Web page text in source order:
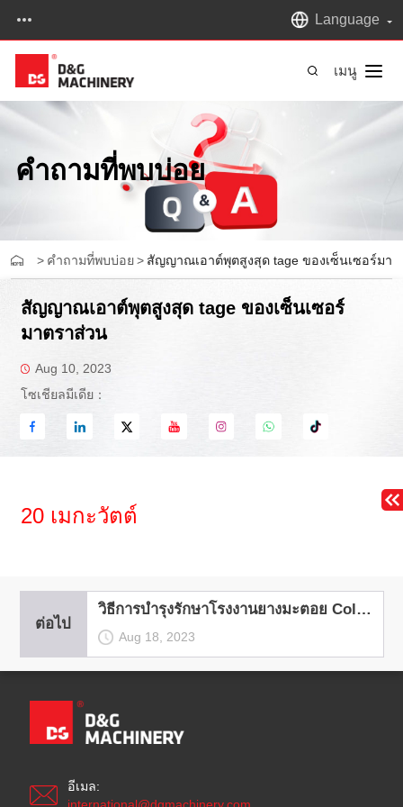
Language
เมนู
คำถามที่พบบ่อย
> คำถามที่พบบ่อย > สัญญาณเอาต์พุตสูงสุด tage ของเซ็นเซอร์มาต
สัญญาณเอาต์พุตสูงสุด tage ของเซ็นเซอร์
มาตราส่วน
Aug 10, 2023
โซเชียลมีเดีย：
20 เมกะวัตต์
ต่อไป
วิธีการบํารุงรักษาโรงงานยางมะตอย Cold Feeder?
Aug 18, 2023
อีเมล: